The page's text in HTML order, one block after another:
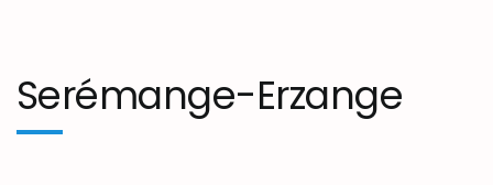
Serémange-Erzange